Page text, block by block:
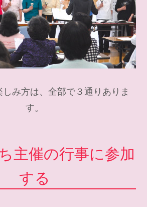
み方は、全部で３通りありま
す。
主催の行事に参加
する